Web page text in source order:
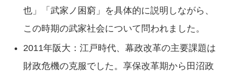
也」「武家ノ困窮」を具体的に説明しながら、
この時期の武家社会について問われました。
2011年阪大：江戸時代、幕政改革の主要課題は
財政危機の克服でした。享保改革期から田沼政